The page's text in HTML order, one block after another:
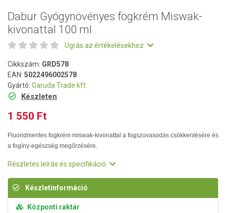
Dabur Gyógynövényes fogkrém Miswak-
kivonattal 100 ml
Ugrás az értékelésekhez
Cikkszám: GRD578
EAN: 5022496002578
Gyártó: Garuda Trade kft.
Készleten
1 550 Ft
Fluoridmentes fogkrém miswak-kivonattal a fogszuvasodás csökkentésére és
a fogíny-egészség megőrzésére.
Részletes leírás és specifikáció
Készletinformáció
Központi raktár